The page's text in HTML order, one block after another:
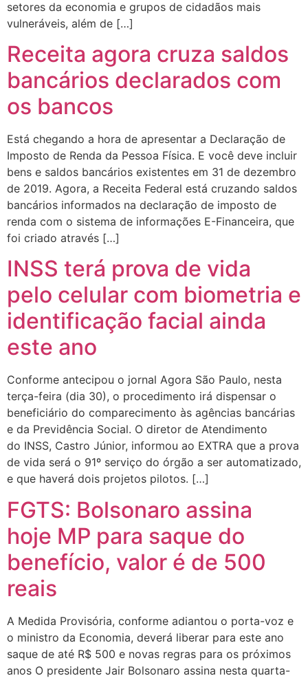
setores da economia e grupos de cidadãos mais
vulneráveis, além de […]
Receita agora cruza saldos
bancários declarados com
os bancos
Está chegando a hora de apresentar a Declaração de
Imposto de Renda da Pessoa Física. E você deve incluir
bens e saldos bancários existentes em 31 de dezembro
de 2019. Agora, a Receita Federal está cruzando saldos
bancários informados na declaração de imposto de
renda com o sistema de informações E-Financeira, que
foi criado através […]
INSS terá prova de vida
pelo celular com biometria e
identificação facial ainda
este ano
Conforme antecipou o jornal Agora São Paulo, nesta
terça-feira (dia 30), o procedimento irá dispensar o
beneficiário do comparecimento às agências bancárias
e da Previdência Social. O diretor de Atendimento
do INSS, Castro Júnior, informou ao EXTRA que a prova
de vida será o 91º serviço do órgão a ser automatizado,
e que haverá dois projetos pilotos. […]
FGTS: Bolsonaro assina
hoje MP para saque do
benefício, valor é de 500
reais
A Medida Provisória, conforme adiantou o porta-voz e
o ministro da Economia, deverá liberar para este ano
saque de até R$ 500 e novas regras para os próximos
anos O presidente Jair Bolsonaro assina nesta quarta-